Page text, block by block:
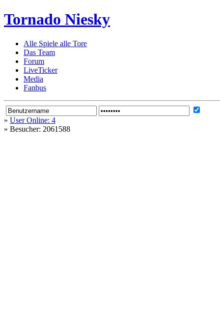
Tornado Niesky
Alle Spiele alle Tore
Das Team
Forum
LiveTicker
Media
Fanbus
» User Online: 4
» Besucher: 2061588